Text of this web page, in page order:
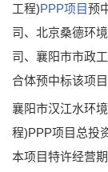
工程)PPP项目预
司、北京桑德环
司、襄阳市市政
合体预中标该项目
襄阳市汉江水环
程)PPP项目总投
本项目特许经营